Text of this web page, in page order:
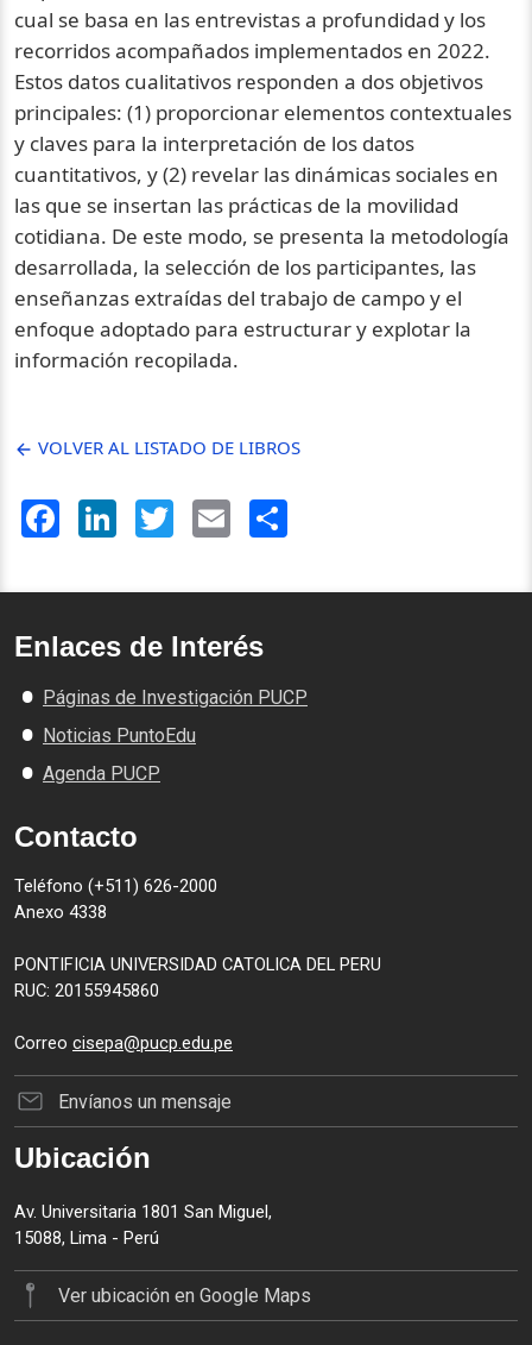
cual se basa en las entrevistas a profundidad y los
recorridos acompañados implementados en 2022.
Estos datos cualitativos responden a dos objetivos
principales: (1) proporcionar elementos contextuales
y claves para la interpretación de los datos
cuantitativos, y (2) revelar las dinámicas sociales en
las que se insertan las prácticas de la movilidad
cotidiana. De este modo, se presenta la metodología
desarrollada, la selección de los participantes, las
enseñanzas extraídas del trabajo de campo y el
enfoque adoptado para estructurar y explotar la
información recopilada.
VOLVER AL LISTADO DE LIBROS
FacebookLinkedInTwitter Email
Enlaces de Interés
Páginas de Investigación PUCP
Noticias PuntoEdu
Agenda PUCP
Contacto
Teléfono (+511) 626-2000
Anexo 4338
PONTIFICIA UNIVERSIDAD CATOLICA DEL PERU
RUC: 20155945860
Correo cisepa@pucp.edu.pe
Envíanos un mensaje
Ubicación
Av. Universitaria 1801 San Miguel,
15088, Lima - Perú
Ver ubicación en Google Maps